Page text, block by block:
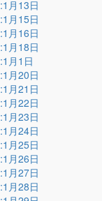
:1月13日
:1月15日
:1月16日
:1月18日
:1月1日
:1月20日
:1月21日
:1月22日
:1月23日
:1月24日
:1月25日
:1月26日
:1月27日
:1月28日